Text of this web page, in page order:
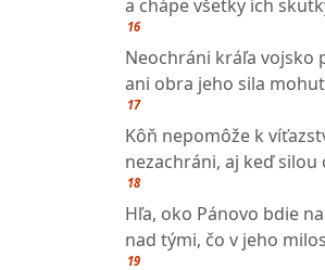
a chápe všetky ich
16
Neochráni kráľa vojsko
ani obra jeho sila
17
Kôň nepomôže k
nezachráni, aj keď silou
18
Hľa, oko Pánovo bdie
nad tými, čo v jeho
19